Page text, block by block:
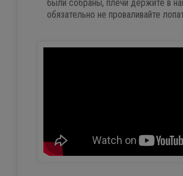
были собраны, плечи держите в
обязательно не проваливайте